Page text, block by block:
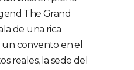
The Grand
de una rica
convento en el
reales, la sede del